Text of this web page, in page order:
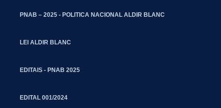
PNAB – 2025 - POLITICA NACIONAL ALDIR BLANC
LEI ALDIR BLANC
EDITAIS - PNAB 2025
EDITAL 001/2024